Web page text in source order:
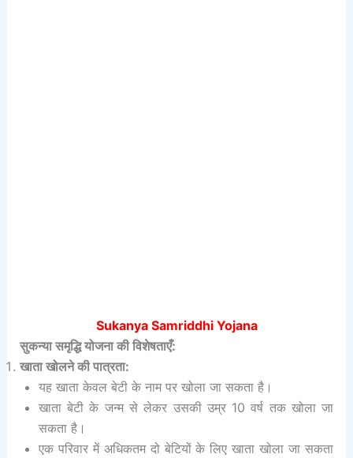
Sukanya Samriddhi Yojana
सुकन्या समृद्धि योजना की विशेषताएँ:
खाता खोलने की पात्रता:
यह खाता केवल बेटी के नाम पर खोला जा सकता है।
खाता बेटी के जन्म से लेकर उसकी उम्र 10 वर्ष तक खोला जा
सकता है।
एक परिवार में अधिकतम दो बेटियों के लिए खाता खोला जा सकता